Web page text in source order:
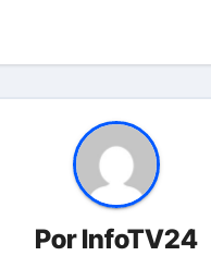
PorInfoTV24